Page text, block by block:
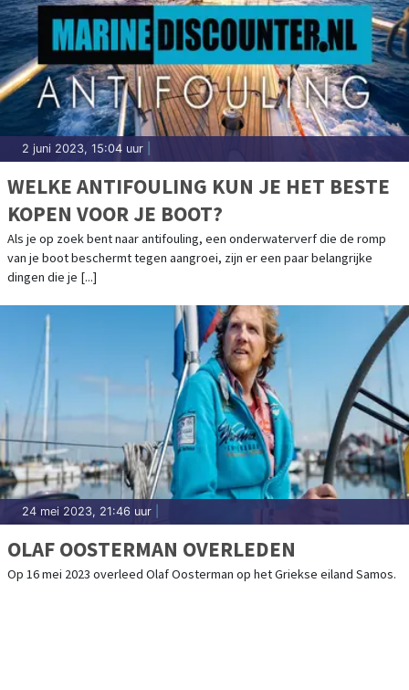
2 juni 2023, 15:04 uur
WELKE ANTIFOULING KUN JE HET BESTE
KOPEN VOOR JE BOOT?
Als je op zoek bent naar antifouling, een onderwaterverf die de romp
van je boot beschermt tegen aangroei, zijn er een paar belangrijke
dingen die je [...]
24 mei 2023, 21:46 uur
OLAF OOSTERMAN OVERLEDEN
Op 16 mei 2023 overleed Olaf Oosterman op het Griekse eiland Samos.